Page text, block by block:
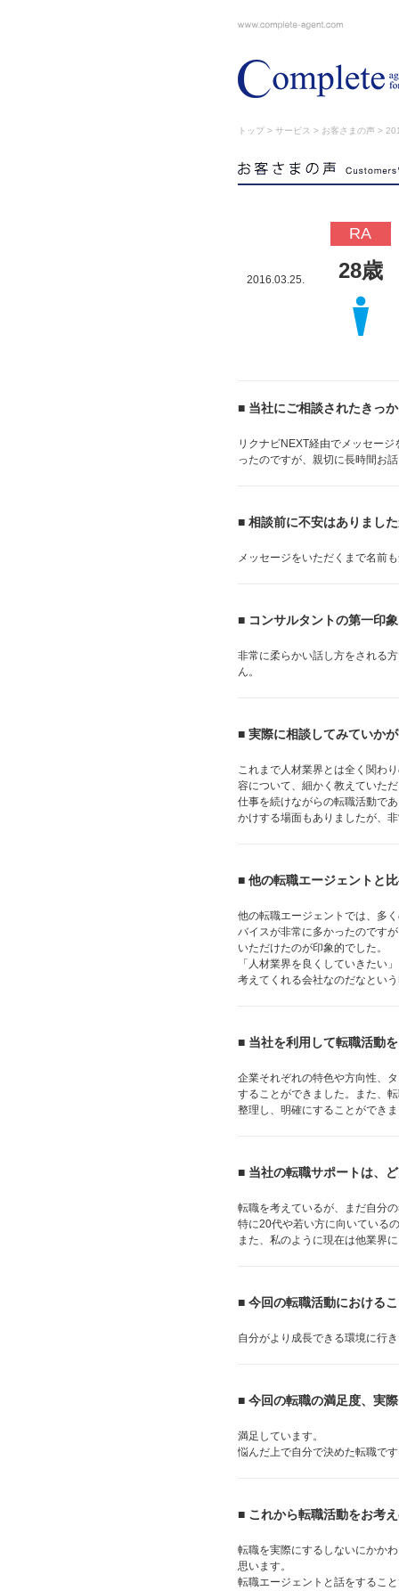
トップ> サービス > お客さまの声>
RA
28歳
2016.03.25.
■ 当社にご相談されたきっ
リクナビNEXT経由でメッセー
ったのですが、親切に長時間お
■ 相談前に不安はありまし
メッセージをいただくまで名前
■ コンサルタントの第一印
非常に柔らかい話し方をされる
ん。
■ 実際に相談してみていか
これまで人材業界とは全く関わ
容について、細かく教えていた
仕事を続けながらの転職活動で
かけする場面もありましたが、
■ 他の転職エージェントと
他の転職エージェントでは、多
バイスが非常に多かったのです
いただけたのが印象的でした。
「人材業界を良くしていきたい
考えてくれる会社なのだなとい
■ 当社を利用して転職活動
企業それぞれの特色や方向性、
することができました。また、
整理し、明確にすることができ
■ 当社の転職サポートは、
転職を考えているが、まだ自分
特に20代や若い方に向いている
また、私のように現在は他業界
■ 今回の転職活動における
自分がより成長できる環境に行
■ 今回の転職の満足度、実
満足しています。
悩んだ上で自分で決めた転職で
■ これから転職活動をお考
転職を実際にするしないにかか
思います。
転職エージェントと話をするこ